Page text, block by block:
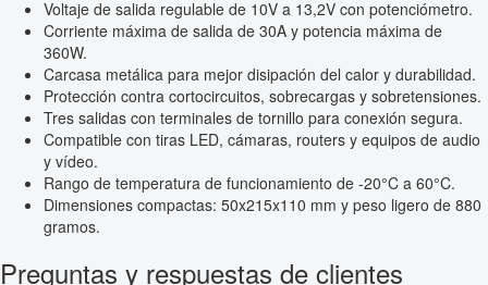
Voltaje de salida regulable de 10V a 13,2V con potenciómetro.
Corriente máxima de salida de 30A y potencia máxima de
360W.
Carcasa metálica para mejor disipación del calor y durabilidad.
Protección contra cortocircuitos, sobrecargas y sobretensiones.
Tres salidas con terminales de tornillo para conexión segura.
Compatible con tiras LED, cámaras, routers y equipos de audio
y vídeo.
Rango de temperatura de funcionamiento de -20°C a 60°C.
Dimensiones compactas: 50x215x110 mm y peso ligero de 880
gramos.
Preguntas y respuestas de clientes